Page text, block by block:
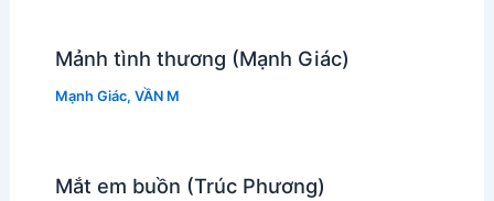
Mảnh tình thương (Mạnh Giác)
Mạnh Giác, VẦN M
Mắt em buồn (Trúc Phương)